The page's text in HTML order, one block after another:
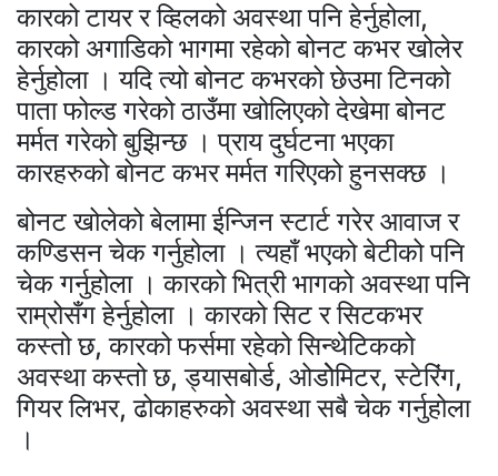
कारको टायर र व्हिलको अवस्था पनि हेर्नुहोला,
कारको अगाडिको भागमा रहेको बोनट कभर खोलेर
हेर्नुहोला । यदि त्यो बोनट कभरको छेउमा टिनको
पाता फोल्ड गरेको ठाउँमा खोलिएको देखेमा बोनट
मर्मत गरेको बुझिन्छ । प्राय दुर्घटना भएका
कारहरुको बोनट कभर मर्मत गरिएको हुनसक्छ ।
बोनट खोलेको बेलामा ईन्जिन स्टार्ट गरेर आवाज र
कण्डिसन चेक गर्नुहोला । त्यहाँ भएको बेटीको पनि
चेक गर्नुहोला । कारको भित्री भागको अवस्था पनि
राम्रोसँग हेर्नुहोला । कारको सिट र सिटकभर
कस्तो छ, कारको फर्समा रहेको सिन्थेटिकको
अवस्था कस्तो छ, ड्यासबोर्ड, ओडोेमिटर, स्टेरिंग,
गियर लिभर, ढोकाहरुको अवस्था सबै चेक गर्नुहोला
।